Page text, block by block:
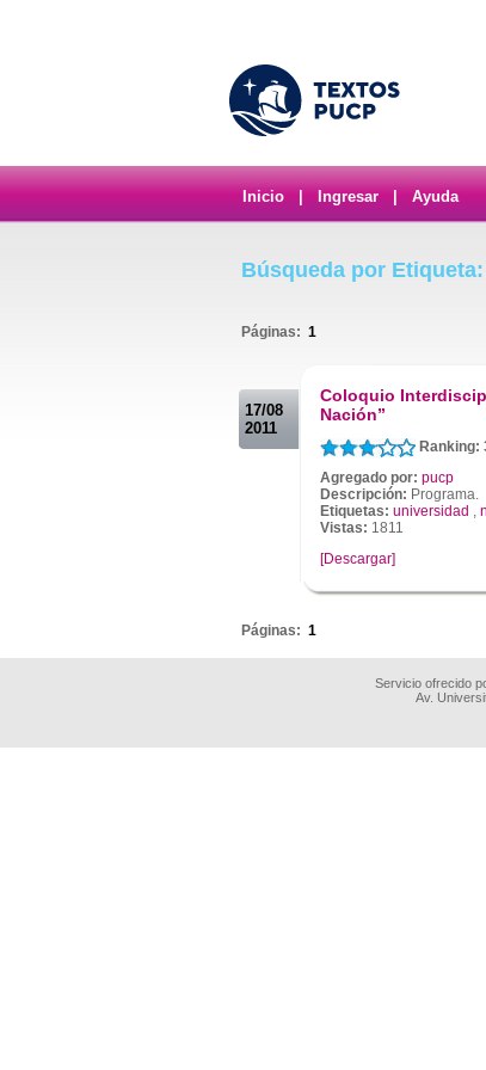
Inicio Ingresar Ayuda
Búsqueda por
Páginas: 1
17/08
2011
Coloquio
Nación”
Ranking:
Agregado por: pucp
Descripción: Programa.
Etiquetas: universidad ,
Vistas: 1811
[Descargar]
Páginas: 1
Servicio ofrecido
Av.